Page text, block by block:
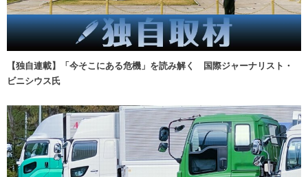
【独自連載】「今そこにある危機」を読み解く 国際ジャーナリスト・
ビニシウス氏